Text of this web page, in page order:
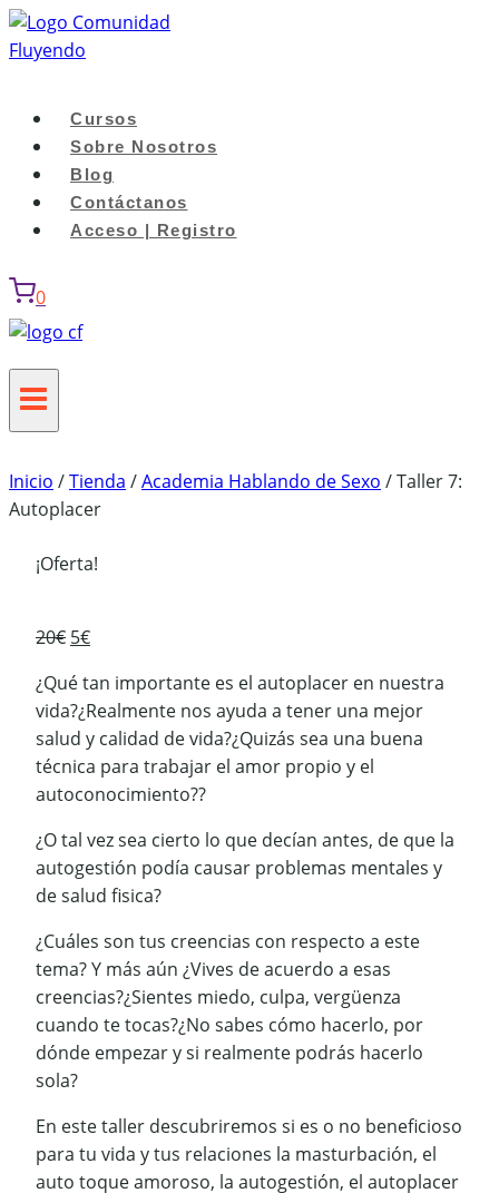
Saltar
al
Cursos
Sobre Nosotros
Blog
Contáctanos
Acceso | Registro
0
Inicio /Tienda /Academia Hablando de Sexo /Taller 7:
Autoplacer
¡Oferta!
20€ El
original
era:
20€.
5€El
actual
es:
5€.
¿Qué tan importante es el autoplacer en nuestra
vida?¿Realmente nos ayuda a tener una mejor
salud y calidad de vida?¿Quizás sea una buena
técnica para trabajar el amor propio y el
autoconocimiento??
¿O tal vez sea cierto lo que decían antes, de que la
autogestión podía causar problemas mentales y
de salud fisica?
¿Cuáles son tus creencias con respecto a este
tema? Y más aún ¿Vives de acuerdo a esas
creencias?¿Sientes miedo, culpa, vergüenza
cuando te tocas?¿No sabes cómo hacerlo, por
dónde empezar y si realmente podrás hacerlo
sola?
En este taller descubriremos si es o no beneficioso
para tu vida y tus relaciones la masturbación, el
auto toque amoroso, la autogestión, el autoplacer